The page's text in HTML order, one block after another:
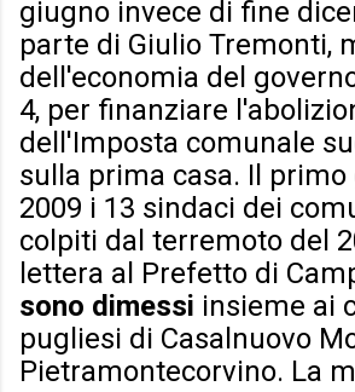
giugno invece di fine
parte di Giulio Tremonti,
dell'economia del
4, per finanziare
dell'Imposta comunale
sulla prima casa. Il primo
2009 i 13 sindaci dei
colpiti dal terremoto del
lettera al Prefetto di
sono dimessi insieme ai
pugliesi di Casalnuovo
Pietramontecorvino. La